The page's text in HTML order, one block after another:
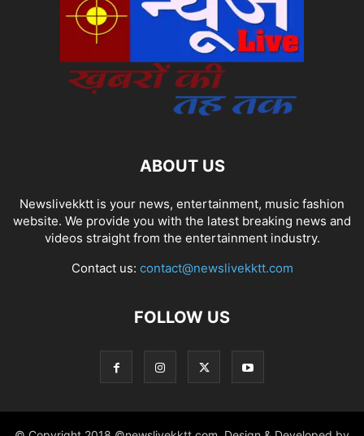
ABOUT US
Newslivekktt is your news, entertainment, music fashion
website. We provide you with the latest breaking news and
videos straight from the entertainment industry.
Contact us: contact@newslivekktt.com
FOLLOW US